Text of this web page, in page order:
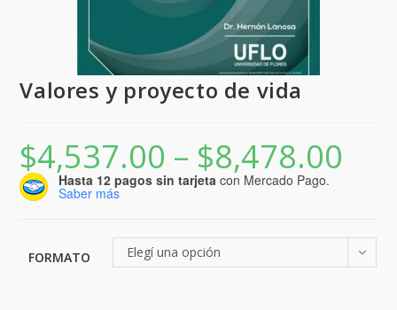
Valores y proyecto de vida
$4,537.00 – $8,478.00
Hasta 12 pagos sin tarjeta con Mercado Pago.
Saber más
FORMATO Elegí una opción